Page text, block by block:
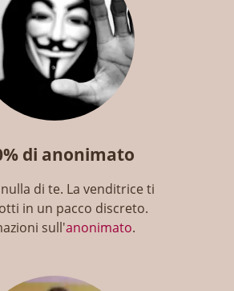
di anonimato
di te. La venditrice ti
in un pacco discreto.
sull'anonimato.